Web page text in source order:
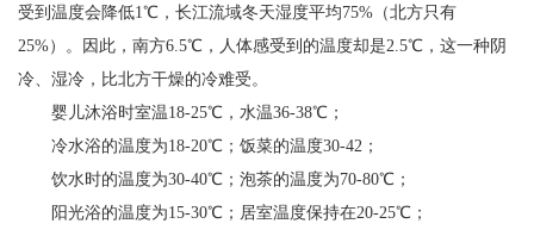
受到温度会降低1℃，长江流域冬天湿度平均75%（北方只有
25%）。因此，南方6.5℃，人体感受到的温度却是2.5℃，这一种阴
冷、湿冷，比北方干燥的冷难受。
婴儿沐浴时室温18-25℃，水温36-38℃；
冷水浴的温度为18-20℃；饭菜的温度30-42；
饮水时的温度为30-40℃；泡茶的温度为70-80℃；
阳光浴的温度为15-30℃；居室温度保持在20-25℃；